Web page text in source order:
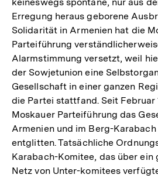
Erregung heraus geborene
Solidarität in Armenien hat die
Parteiführung
Alarmstimmung versetzt, weil
der Sowjetunion eine
Gesellschaft in einer ganzen
die Partei stattfand. Seit Februar
Moskauer Parteiführung das
Armenien und im Berg-
entglitten. Tatsächliche
Karabach-Komitee, das über ein
Netz von Unter-komitees